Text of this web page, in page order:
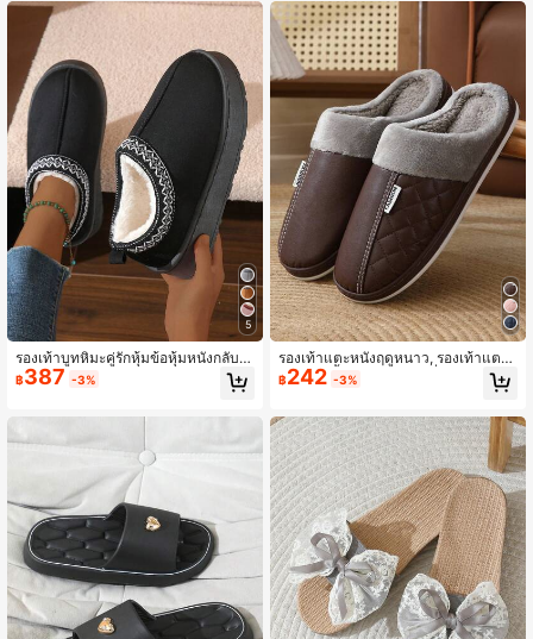
5
รองเท้าบูทหิมะคู่รักหุ้มข้อหุ้มหนังกลับบุ
ขนหนาพิเศษสำหรับฤดูหนาว, รองเท้าแ
ตะบุขนหนานุ่มสำหรับใส่ในร่มและกลา
฿387 -3%
รองเท้าแตะหนังฤดูหนาว, รองเท้าแตะใ
ส่ในบ้านพื้นหนาอบอุ่นกันลื่นสำหรับผู้ช
ายและผู้หญิง
฿242 -3%